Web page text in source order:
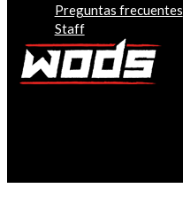
Preguntas frecuentes
Staff